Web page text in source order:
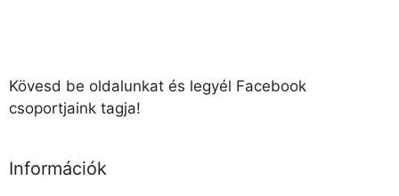
Kövesd be oldalunkat és legyél Facebook
csoportjaink tagja!
Információk